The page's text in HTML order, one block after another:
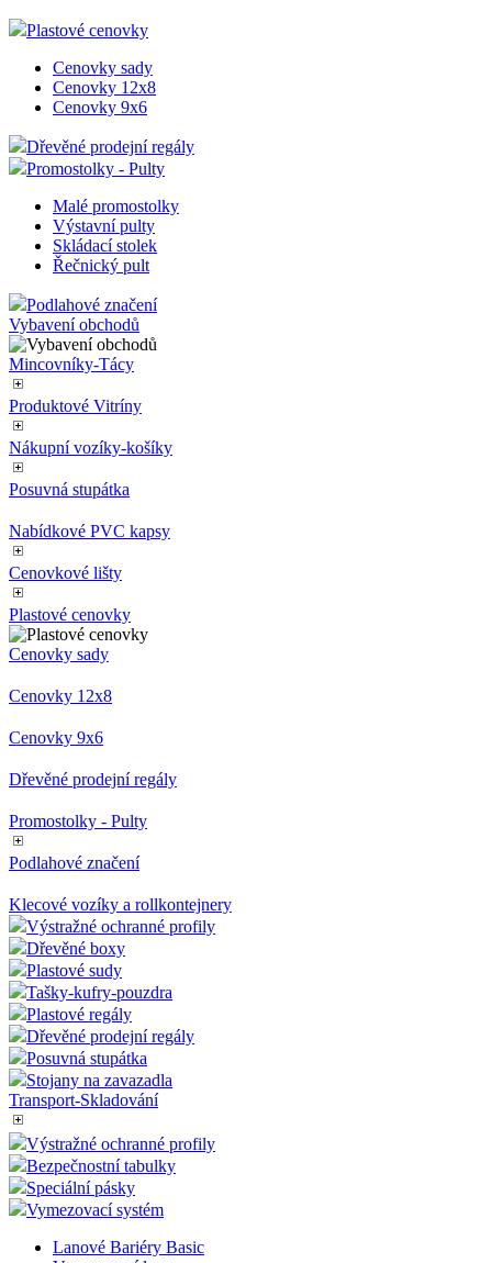
Plastové cenovky
Cenovky sady
Cenovky 12x8
Cenovky 9x6
Dřevěné prodejní regály
Promostolky - Pulty
Malé promostolky
Výstavní pulty
Skládací stolek
Řečnický pult
Podlahové značení
Vybavení obchodů
Mincovníky-Tácy
Produktové Vitríny
Nákupní vozíky-košíky
Posuvná stupátka
Nabídkové PVC kapsy
Cenovkové lišty
Plastové cenovky
Cenovky sady
Cenovky 12x8
Cenovky 9x6
Dřevěné prodejní regály
Promostolky - Pulty
Podlahové značení
Výstražné ochranné profily
Dřevěné boxy
Tašky-kufry-pouzdra
Plastové regály
Dřevěné prodejní regály
Posuvná stupátka
Transport-Skladování